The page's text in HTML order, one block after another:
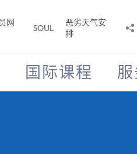
网
SOUL
恶劣天气安
排
国际课程